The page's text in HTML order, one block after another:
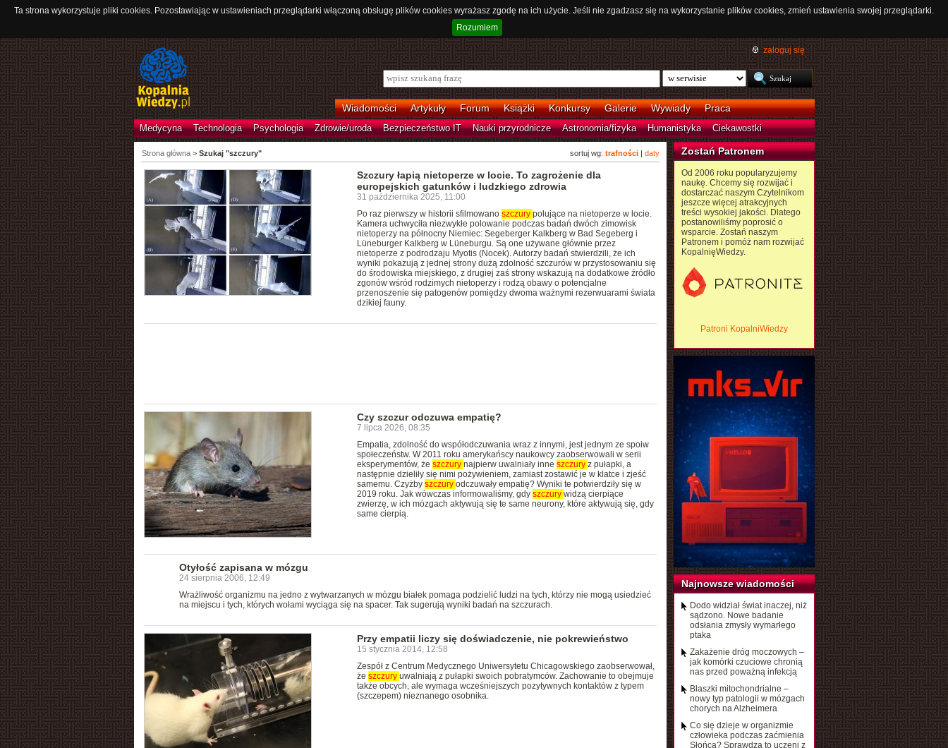
Ta strona wykorzystuje pliki cookies. Pozostawiając w ustawieniach przeglądarki włączoną obsługę plików cookies wyrażasz zgodę na ich użycie. Jeśli nie zgadzasz się na wykorzystanie plików cookies, zmień ustawienia swojej przeglądarki.
Rozumiem
zaloguj się
Wiadomości Artykuły Forum Książki Konkursy Galerie Wywiady Praca
Medycyna Technologia Psychologia Zdrowie/uroda Bezpieczeństwo IT Nauki przyrodnicze Astronomia/fizyka Humanistyka Ciekawostki
sortuj wg: trafności| daty
Strona główna> Szukaj "szczury"
Szczury łapią nietoperze w locie. To zagrożenie dla
europejskich gatunków i ludzkiego zdrowia
31 października 2025, 11:00
Po raz pierwszy w historii sfilmowano szczury polujące na nietoperze w locie.
Kamera uchwyciła niezwykłe polowanie podczas badań dwóch zimowisk
nietoperzy na północny Niemiec: Segeberger Kalkberg w Bad Segeberg i
Lüneburger Kalkberg w Lüneburgu. Są one używane głównie przez
nietoperze z podrodzaju Myotis (Nocek). Autorzy badań stwierdzili, że ich
wyniki pokazują z jednej strony dużą zdolność szczurów w przystosowaniu się
do środowiska miejskiego, z drugiej zaś strony wskazują na dodatkowe źródło
zgonów wśród rodzimych nietoperzy i rodzą obawy o potencjalne
przenoszenie się patogenów pomiędzy dwoma ważnymi rezerwuarami świata
dzikiej fauny.
Czy szczur odczuwa empatię?
7 lipca 2026, 08:35
Empatia, zdolność do współodczuwania wraz z innymi, jest jednym ze spoiw
społeczeństw. W 2011 roku amerykańscy naukowcy zaobserwowali w serii
eksperymentów, że szczury najpierw uwalniały inne szczury z pułapki, a
następnie dzieliły się nimi pożywieniem, zamiast zostawić je w klatce i zjeść
samemu. Czyżby szczury odczuwały empatię? Wyniki te potwierdziły się w
2019 roku. Jak wówczas informowaliśmy, gdy szczury widzą cierpiące
zwierzę, w ich mózgach aktywują się te same neurony, które aktywują się, gdy
same cierpią.
Otyłość zapisana w mózgu
24 sierpnia 2006, 12:49
Wrażliwość organizmu na jedno z wytwarzanych w mózgu białek pomaga podzielić ludzi na tych, którzy nie mogą usiedzieć
na miejscu i tych, których wołami wyciąga się na spacer. Tak sugerują wyniki badań na szczurach.
Przy empatii liczy się doświadczenie, nie pokrewieństwo
15 stycznia 2014, 12:58
Zespół z Centrum Medycznego Uniwersytetu Chicagowskiego zaobserwował,
że szczury uwalniają z pułapki swoich pobratymców. Zachowanie to obejmuje
także obcych, ale wymaga wcześniejszych pozytywnych kontaktów z typem
(szczepem) nieznanego osobnika.
Zostań Patronem
Od 2006 roku popularyzujemy
naukę. Chcemy się rozwijać i
dostarczać naszym Czytelnikom
jeszcze więcej atrakcyjnych
treści wysokiej jakości. Dlatego
postanowiliśmy poprosić o
wsparcie. Zostań naszym
Patronem i pomóż nam rozwijać
KopalnięWiedzy.
Patroni KopalniWiedzy
Najnowsze wiadomości
Dodo widział świat inaczej, niż
sądzono. Nowe badanie
odsłania zmysły wymarłego
ptaka
Zakażenie dróg moczowych –
jak komórki czuciowe chronią
nas przed poważną infekcją
Blaszki mitochondrialne –
nowy typ patologii w mózgach
chorych na Alzheimera
Co się dzieje w organizmie
człowieka podczas zaćmienia
Słońca? Sprawdzą to uczeni z